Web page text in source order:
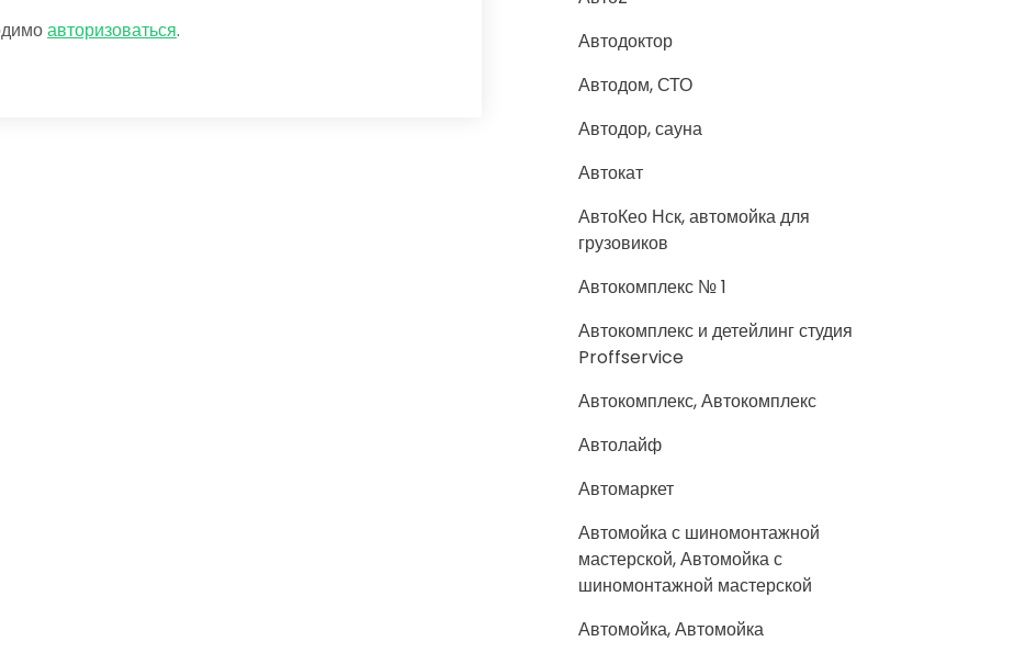
авторизоваться.
Автодоктор
Автодом, СТО
Автодор, сауна
Автокат
АвтоКео Нск, автомойка для
грузовиков
Автокомплекс № 1
Автокомплекс и детейлинг студия
Proffservice
Автокомплекс, Автокомплекс
Автолайф
Автомаркет
Автомойка с шиномонтажной
мастерской, Автомойка с
шиномонтажной мастерской
Автомойка, Автомойка